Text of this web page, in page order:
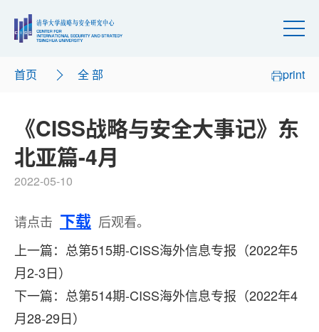
首页 全 部 print
《CISS战略与安全大事记》东
北亚篇-4月
2022-05-10
请点击 下载 后观看。
上一篇：总第515期-CISS海外信息专报（2022年5
月2-3日）
下一篇：总第514期-CISS海外信息专报（2022年4
月28-29日）